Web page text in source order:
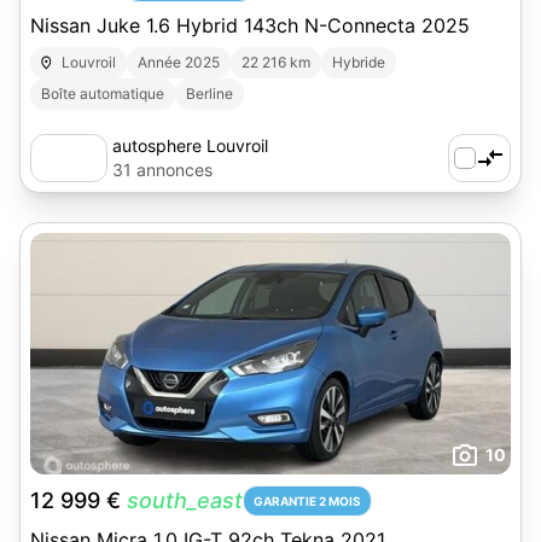
Nissan Juke 1.6 Hybrid 143ch N-Connecta 2025
Louvroil Année 2025 22 216 km
Hybride
Boîte automatique
Berline
autosphere Louvroil
31 annonces
10
12 999 € south_east GARANTIE 2 MOIS